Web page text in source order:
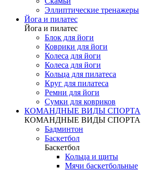
Эллиптические тренажеры
Йога и пилатес
Йога и пилатес
Блок для йоги
Коврики для йоги
Колеса для йоги
Колеса для йоги
Кольца для пилатеса
Круг для пилатеса
Ремни для йоги
Сумки для ковриков
КОМАНДНЫЕ ВИДЫ СПОРТА
КОМАНДНЫЕ ВИДЫ СПОРТА
Бадминтон
Баскетбол
Баскетбол
Кольца и щиты
Мячи баскетбольные